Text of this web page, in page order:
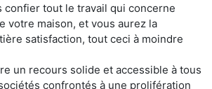
confier tout le travail qui concerne
votre maison, et vous aurez la
satisfaction, tout ceci à moindre
un recours solide et accessible à tous
confrontés à une prolifération